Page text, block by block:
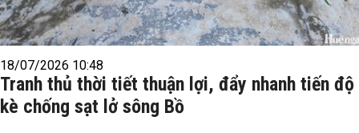
18/07/2026 10:48
Tranh thủ thời tiết thuận lợi, đẩy nhanh tiến độ
kè chống sạt lở sông Bồ